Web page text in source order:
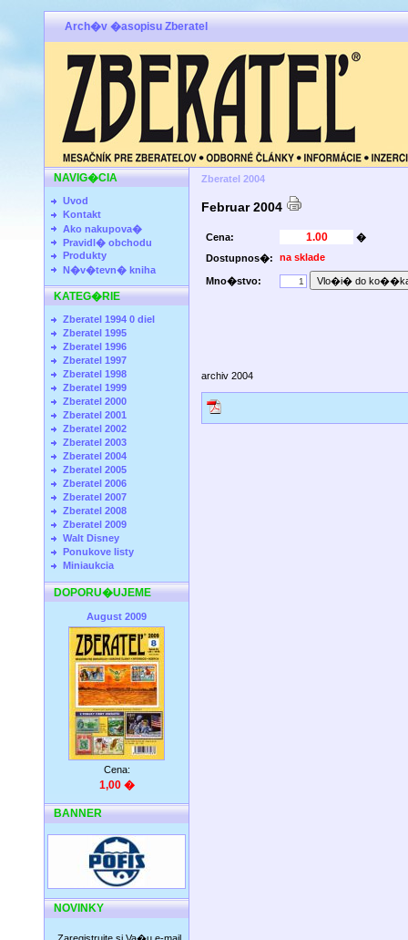
Arch�v �asopisu Zberatel
NAVIG�CIA
Uvod
Kontakt
Ako nakupova�
Pravidl� obchodu
Produkty
N�v�tevn� kniha
KATEG�RIE
Zberatel 1994 0 diel
Zberatel 1995
Zberatel 1996
Zberatel 1997
Zberatel 1998
Zberatel 1999
Zberatel 2000
Zberatel 2001
Zberatel 2002
Zberatel 2003
Zberatel 2004
Zberatel 2005
Zberatel 2006
Zberatel 2007
Zberatel 2008
Zberatel 2009
Walt Disney
Ponukove listy
Miniaukcia
DOPORU�UJEME
August 2009
Cena:
1,00 �
BANNER
NOVINKY
Zberatel 2004
Februar 2004
Cena:
�
Dostupnos�:
na sklade
Mno�stvo:
archiv 2004